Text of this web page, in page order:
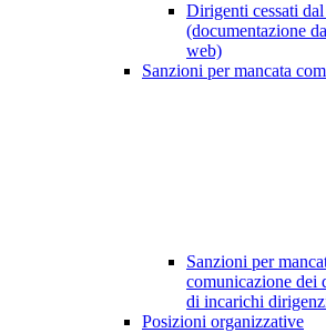
Dirigenti cessati
(documentazione
web)
Sanzioni per mancata
Sanzioni per
comunicazione dei
di incarichi
Posizioni organizzative